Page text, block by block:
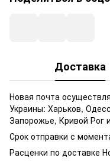
Доставка
Новая почта
Украины: Харьков,
Запорожье, Кривой Рог
Срок отправки с
Расценки по доставке